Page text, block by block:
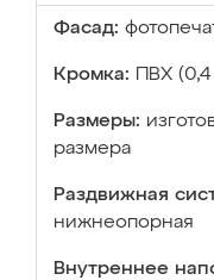
Фасад:
Кромка: ПВХ
Размеры:
размера
Раздвижная
нижнеопорная
Внутреннее